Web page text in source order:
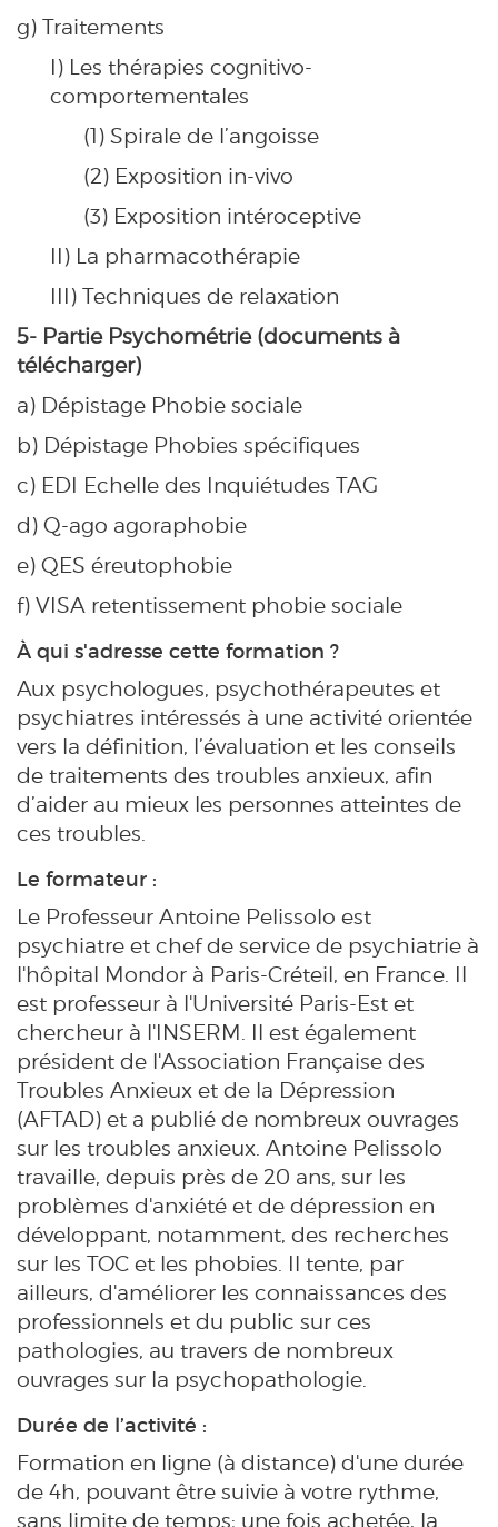
g) Traitements
I) Les thérapies cognitivo-
comportementales
(1) Spirale de l’angoisse
(2) Exposition in-vivo
(3) Exposition intéroceptive
II) La pharmacothérapie
III) Techniques de relaxation
5- Partie Psychométrie (documents à
télécharger)
a) Dépistage Phobie sociale
b) Dépistage Phobies spécifiques
c) EDI Echelle des Inquiétudes TAG
d) Q-ago agoraphobie
e) QES éreutophobie
f) VISA retentissement phobie sociale
À qui s'adresse cette formation ?
Aux psychologues, psychothérapeutes et
psychiatres intéressés à une activité orientée
vers la définition, l’évaluation et les conseils
de traitements des troubles anxieux, afin
d’aider au mieux les personnes atteintes de
ces troubles.
Le formateur :
Le Professeur Antoine Pelissolo est
psychiatre et chef de service de psychiatrie à
l'hôpital Mondor à Paris-Créteil, en France. Il
est professeur à l'Université Paris-Est et
chercheur à l'INSERM. Il est également
président de l'Association Française des
Troubles Anxieux et de la Dépression
(AFTAD) et a publié de nombreux ouvrages
sur les troubles anxieux. Antoine Pelissolo
travaille, depuis près de 20 ans, sur les
problèmes d'anxiété et de dépression en
développant, notamment, des recherches
sur les TOC et les phobies. Il tente, par
ailleurs, d'améliorer les connaissances des
professionnels et du public sur ces
pathologies, au travers de nombreux
ouvrages sur la psychopathologie
Durée de l’activité :
Formation en ligne (à distance) d'une durée
de 4h, pouvant être suivie à votre rythme,
sans limite de temps; une fois achetée, la